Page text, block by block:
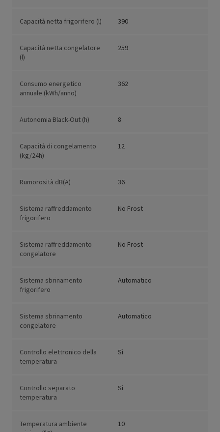
Capacità netta frigorifero (l) 390
Capacità netta congelatore
(l)
259
Consumo energetico
annuale (kWh/anno)
362
Autonomia Black-Out (h) 8
Capacità di congelamento
(kg/24h)
12
Rumorosità dB(A) 36
Sistema raffreddamento
frigorifero
No Frost
Sistema raffreddamento
congelatore
No Frost
Sistema sbrinamento
frigorifero
Automatico
Sistema sbrinamento
congelatore
Automatico
Controllo elettronico della
temperatura
Sì
Controllo separato
temperatura
Sì
Temperatura ambiente
10